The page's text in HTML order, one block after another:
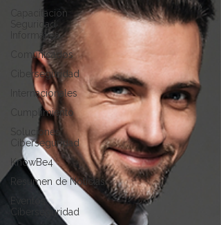
Capacitación
Seguridad
Informática
Comunicados
Ciberseguridad
Internacionales
Cumplimiento
Soluciones
Ciberseguridad
KnowBe4
Resumen de Noticias
Eventos
Ciberseguridad